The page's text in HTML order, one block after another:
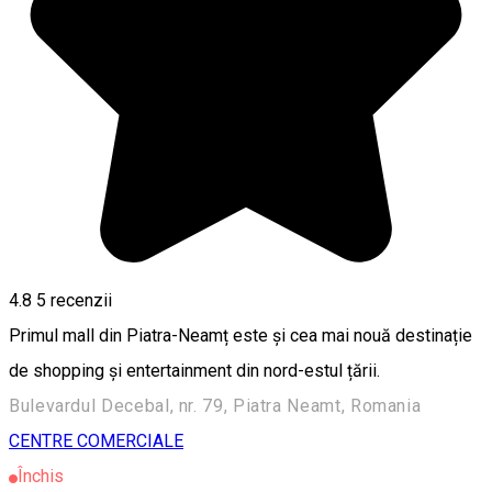
4.8 5 recenzii
Primul mall din Piatra-Neamț este și cea mai nouă destinație
de shopping și entertainment din nord-estul țării.
Bulevardul Decebal, nr. 79, Piatra Neamt, Romania
CENTRE COMERCIALE
Închis